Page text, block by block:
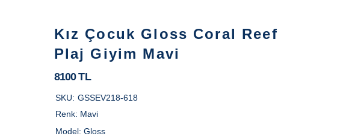
Kız Çocuk Gloss Coral Reef
Plaj Giyim Mavi
8100 TL
SKU: GSSEV218-618
Renk: Mavi
Model:Gloss